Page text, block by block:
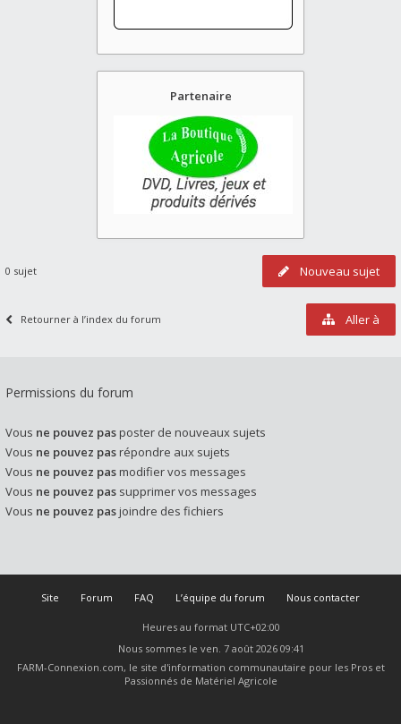
Partenaire
Nouveau sujet
0 sujet
Retourner à l’index du forum Aller à
Permissions du forum
Vous ne pouvez pasposter de nouveaux sujets
Vous ne pouvez pasrépondre aux sujets
Vous ne pouvez pasmodifier vos messages
Vous ne pouvez pas supprimer vos messages
Vous ne pouvez pasjoindre des fichiers
Site Forum FAQ L’équipe du forum Nous contacter
Heures au format UTC+02:00
Nous sommes le ven. 7 août 2026 09:41
FARM-Connexion.com, le site d'information communautaire pour les Pros et
Passionnés de Matériel Agricole